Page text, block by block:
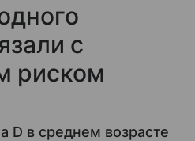
с
риском
D в среднем возрасте